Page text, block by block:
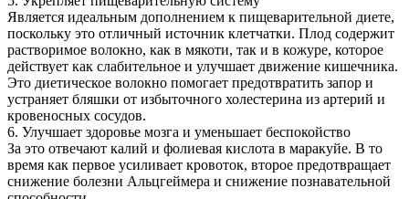
Является идеальным дополнением к пищеварительной диете,
поскольку это отличный источник клетчатки. Плод содержит
растворимое волокно, как в мякоти, так и в кожуре, которое
действует как слабительное и улучшает движение кишечника.
Это диетическое волокно помогает предотвратить запор и
устраняет бляшки от избыточного холестерина из артерий и
кровеносных сосудов.
6. Улучшает здоровье мозга и уменьшает беспокойство
За это отвечают калий и фолиевая кислота в маракуйе. В то
время как первое усиливает кровоток, второе предотвращает
снижение болезни Альцгеймера и снижение познавательной